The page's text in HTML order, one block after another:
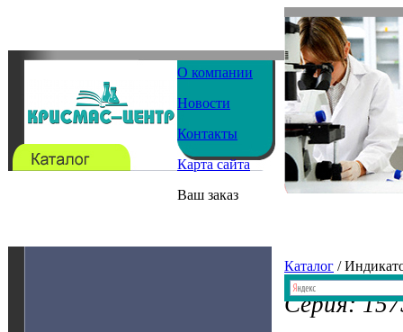
О компании
Новости
Контакты
Карта сайта
Ваш заказ
Каталог /
Серия: